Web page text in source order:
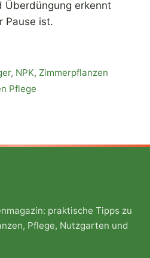
Überdüngung erkennt
Pause ist.
, NPK, Zimmerpflanzen
Pflege
praktische Tipps zu
Pflege, Nutzgarten und